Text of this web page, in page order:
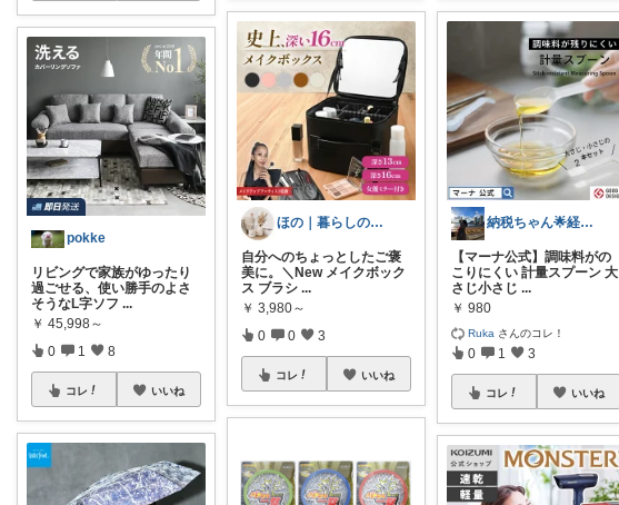
pokke
リビングで家族がゆったり
過ごせる、使い勝手のよさ
そうなL字ソフ ...
￥ 45,998～
0 1 8
コレ いいね
ほの｜暮らしのセレクト
自分へのちょっとしたご褒
美に。＼New メイクボック
ス ブラシ ...
￥ 3,980～
0 0 3
コレ いいね
納税ちゃん🌟経由購入★
【マーナ公式】調味料がの
こりにくい 計量スプーン 大
さじ小さじ ...
￥ 980
Ruka さんのコレ！
0 1 3
コレ いいね